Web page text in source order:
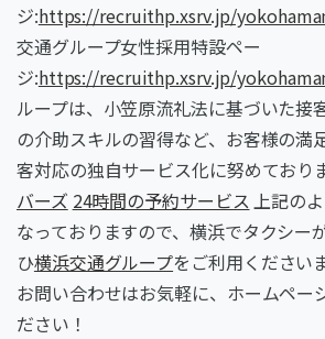
ジ:https://recruithp.xsrv.jp/
交通グループ女性採用特設ペー
ジ:https://recruithp.xsrv.jp/
ループは、小笠原流礼法に基づいた接
の介助スキルの習得など、お客様の満
客対応の独自サービス化に努めており
バーズ 24時間の予約サービス上記の
なっておりますので、横浜でタクシー
ひ横浜交通グループをご利用ください
お問い合わせはお気軽に、ホームペー
ださい！